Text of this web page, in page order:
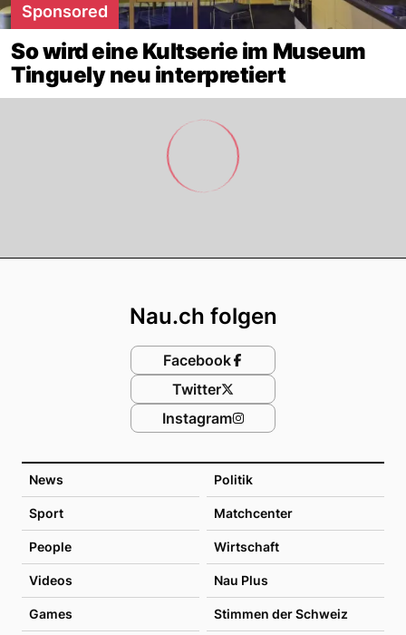
Sponsored
So wird eine Kultserie im Museum
Tinguely neu interpretiert
News Politik
Sport Matchcenter
People Wirtschaft
Videos Nau Plus
Games Stimmen der Schweiz
Nau.ch folgen
Facebook
Twitter
Instagram